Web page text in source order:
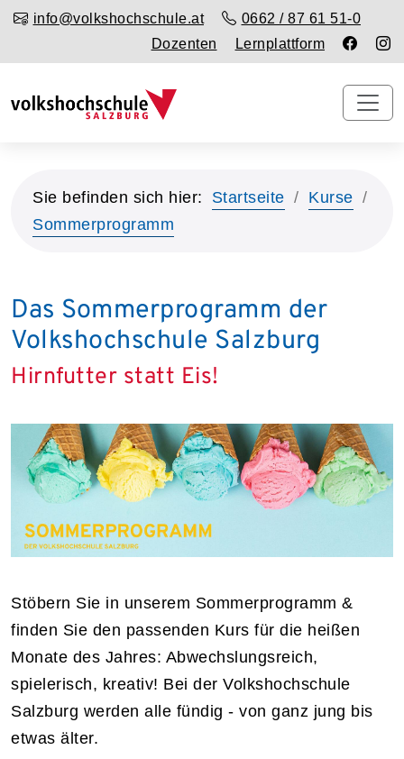
info@volkshochschule.at
0662 / 87 61 51-0
Dozenten
Lernplattform
Sie befinden sich hier: Startseite
Kurse
Sommerprogramm
Das Sommerprogramm der
Volkshochschule Salzburg
Hirnfutter statt Eis!
Stöbern Sie in unserem Sommerprogramm &
finden Sie den passenden Kurs für die heißen
Monate des Jahres: Abwechslungsreich,
spielerisch, kreativ! Bei der Volkshochschule
Salzburg werden alle fündig - von ganz jung bis
etwas älter.